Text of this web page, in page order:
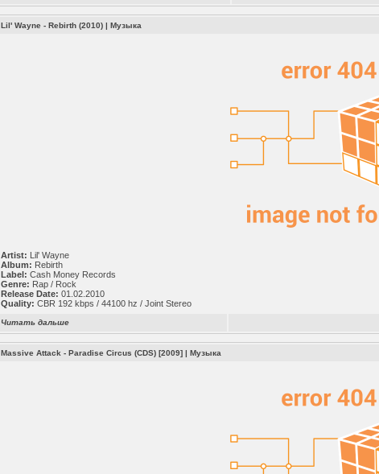
Lil' Wayne - Rebirth (2010) |Музыка
Artist: Lil' Wayne
Album: Rebirth
Label: Cash Money Records
Genre: Rap / Rock
Release Date: 01.02.2010
Quality: CBR 192 kbps / 44100 hz / Joint Stereo
Читать дальше
Massive Attack - Paradise Circus (CDS) [2009] |Музыка